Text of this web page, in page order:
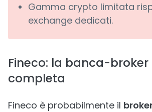
Gamma crypto limitata
exchange dedicati.
Fineco: la banca-broker
completa
Fineco è probabilmente il